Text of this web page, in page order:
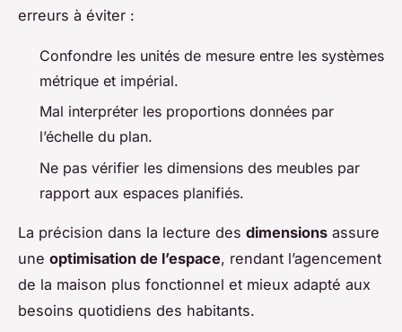
erreurs à éviter :
Confondre les unités de mesure entre les systèmes
métrique et impérial.
Mal interpréter les proportions données par
l’échelle du plan.
Ne pas vérifier les dimensions des meubles par
rapport aux espaces planifiés.
La précision dans la lecture des dimensions assure
une optimisation de l’espace, rendant l’agencement
de la maison plus fonctionnel et mieux adapté aux
besoins quotidiens des habitants.